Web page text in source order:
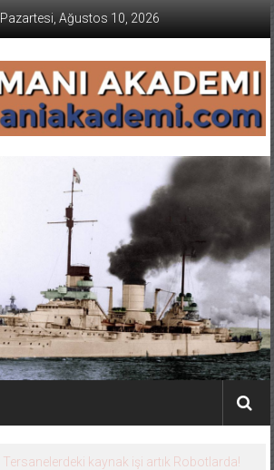
Pazartesi, Ağustos 10, 2026
Tersanelerdeki kaynak işi artık Robotlarda!